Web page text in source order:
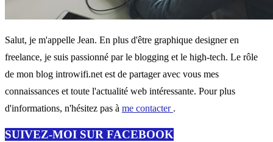
Salut, je m'appelle Jean. En plus d'être graphique designer en
freelance, je suis passionné par le blogging et le high-tech. Le rôle
de mon blog introwifi.net est de partager avec vous mes
connaissances et toute l'actualité web intéressante. Pour plus
d'informations, n'hésitez pas à me contacter .
SUIVEZ-MOI SUR FACEBOOK